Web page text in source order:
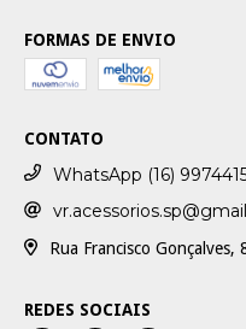
FORMAS DE ENVIO
CONTATO
WhatsApp (16)
Rua Francisco
REDES SOCIAIS